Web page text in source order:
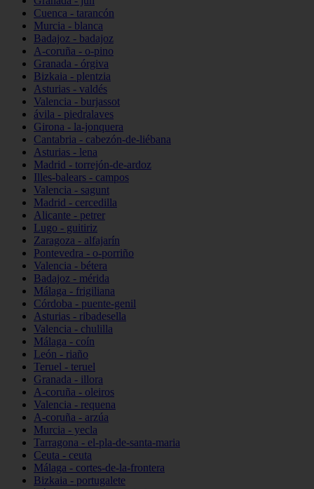
Cuenca - tarancón
Murcia - blanca
Badajoz - badajoz
A-coruña - o-pino
Granada - órgiva
Bizkaia - plentzia
Asturias - valdés
Valencia - burjassot
ávila - piedralaves
Girona - la-jonquera
Cantabria - cabezón-de-liébana
Asturias - lena
Madrid - torrejón-de-ardoz
Illes-balears - campos
Valencia - sagunt
Madrid - cercedilla
Alicante - petrer
Lugo - guitiriz
Zaragoza - alfajarín
Pontevedra - o-porriño
Valencia - bétera
Badajoz - mérida
Málaga - frigiliana
Córdoba - puente-genil
Asturias - ribadesella
Valencia - chulilla
Málaga - coín
León - riaño
Teruel - teruel
Granada - illora
A-coruña - oleiros
Valencia - requena
A-coruña - arzúa
Murcia - yecla
Tarragona - el-pla-de-santa-maria
Ceuta - ceuta
Málaga - cortes-de-la-frontera
Bizkaia - portugalete